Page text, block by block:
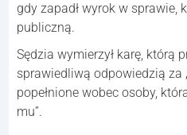
gdy zapadł wyrok w sprawie,
publiczną.
Sędzia wymierzył karę, którą
sprawiedliwą odpowiedzią za
popełnione wobec osoby,
mu”.